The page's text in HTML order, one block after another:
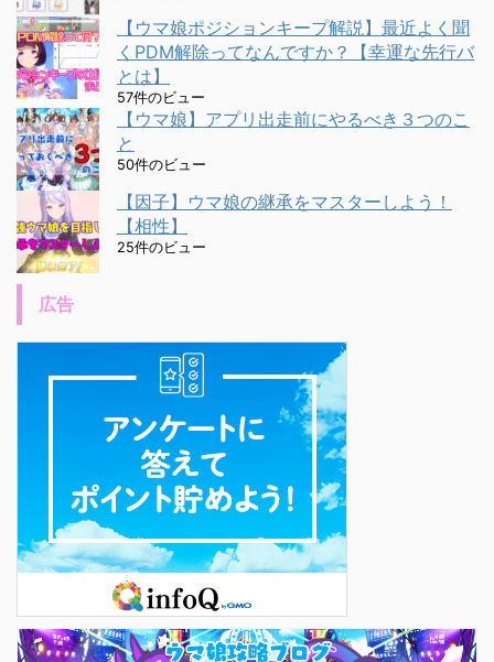
【ウマ娘ポジションキープ解説】最近よく聞
くPDM解除ってなんですか？【幸運な先行バ
とは】
57件のビュー
【ウマ娘】アプリ出走前にやるべき３つのこ
と
50件のビュー
【因子】ウマ娘の継承をマスターしよう！
【相性】
25件のビュー
広告